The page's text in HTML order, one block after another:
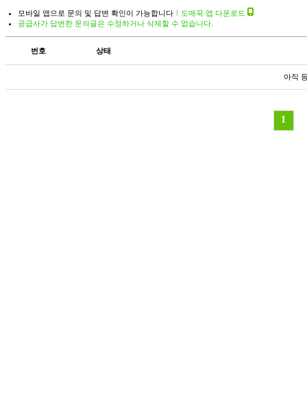
모바일 앱으로 문의 및 답변 확인이 가능합니다
도매꾹 앱 다운로드
공급사가 답변한 문의글은 수정하거나 삭제할 수 없습니다.
번호 상태
아직
1